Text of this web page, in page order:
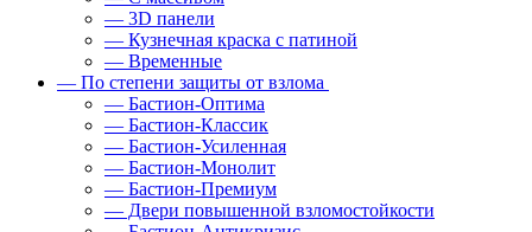
— 3D панели
— Кузнечная краска с патиной
— Временные
— По степени защиты от взлома
— Бастион-Оптима
— Бастион-Классик
— Бастион-Усиленная
— Бастион-Монолит
— Бастион-Премиум
— Двери повышенной взломостойкости